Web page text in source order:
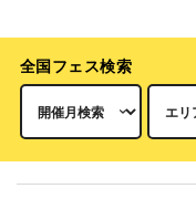
全国フェス検索